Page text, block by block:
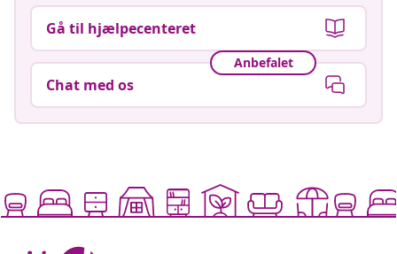
Gå til hjælpecenteret
Anbefalet
Chat med os